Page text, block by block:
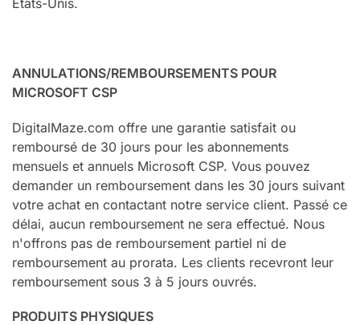
États-Unis.
ANNULATIONS/REMBOURSEMENTS POUR
MICROSOFT CSP
DigitalMaze.com offre une garantie satisfait ou
remboursé de 30 jours pour les abonnements
mensuels et annuels Microsoft CSP. Vous pouvez
demander un remboursement dans les 30 jours suivant
votre achat en contactant notre service client. Passé ce
délai, aucun remboursement ne sera effectué. Nous
n'offrons pas de remboursement partiel ni de
remboursement au prorata. Les clients recevront leur
remboursement sous 3 à 5 jours ouvrés.
PRODUITS PHYSIQUES